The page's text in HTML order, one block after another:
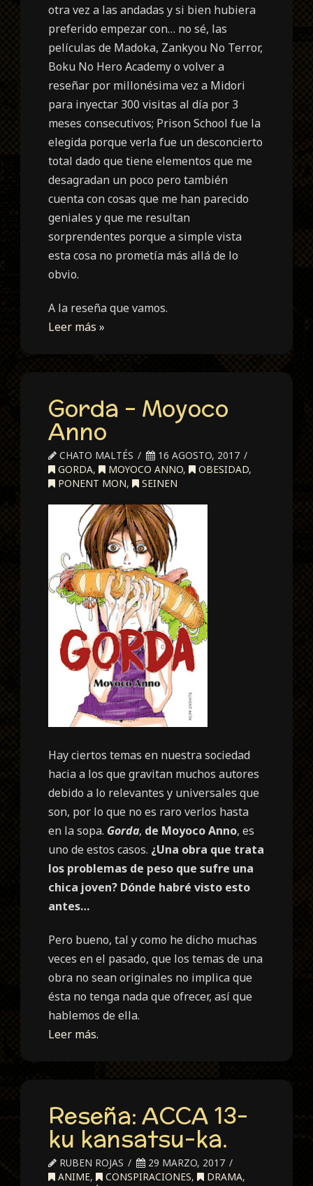
otra vez a las andadas y si bien hubiera
preferido empezar con… no sé, las
películas de Madoka, Zankyou No Terror,
Boku No Hero Academy o volver a
reseñar por millonésima vez a Midori
para inyectar 300 visitas al día por 3
meses consecutivos; Prison School fue la
elegida porque verla fue un desconcierto
total dado que tiene elementos que me
desagradan un poco pero también
cuenta con cosas que me han parecido
geniales y que me resultan
sorprendentes porque a simple vista
esta cosa no prometía más allá de lo
obvio.
A la reseña que vamos.
Leer más »
Gorda – Moyoco
Anno
CHATO MALTÉS
16 AGOSTO, 2017
GORDA, MOYOCO ANNO, OBESIDAD,
PONENT MON, SEINEN
Hay ciertos temas en nuestra sociedad
hacia a los que gravitan muchos autores
debido a lo relevantes y universales que
son, por lo que no es raro verlos hasta
en la sopa. Gorda, de Moyoco Anno, es
uno de estos casos. ¿Una obra que trata
los problemas de peso que sufre una
chica joven? Dónde habré visto esto
antes…
Pero bueno, tal y como he dicho muchas
veces en el pasado, que los temas de una
obra no sean originales no implica que
ésta no tenga nada que ofrecer, así que
hablemos de ella.
Leer más.
Reseña: ACCA 13-
ku kansatsu-ka.
RUBEN ROJAS
29 MARZO, 2017
ANIME, CONSPIRACIONES, DRAMA,